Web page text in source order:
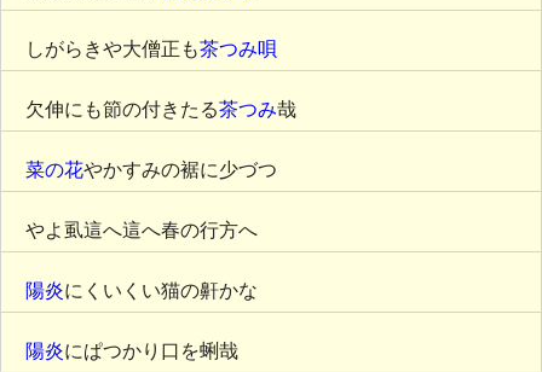
しがらきや大僧正も茶つみ唄
欠伸にも節の付きたる茶つみ哉
菜の花やかすみの裾に少づつ
やよ虱這へ這へ春の行方へ
陽炎にくいくい猫の鼾かな
陽炎にぱつかり口を蜊哉